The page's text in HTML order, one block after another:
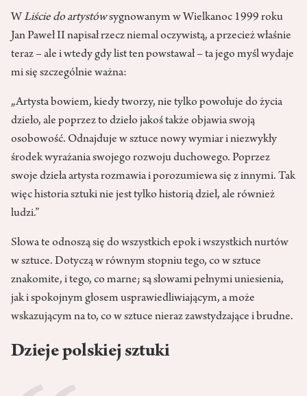
W Liście do artystówsygnowanym w Wielkanoc 1999 roku
Jan Paweł II napisał rzecz niemal oczywistą, a przecież właśnie
teraz – ale i wtedy gdy list ten powstawał – ta jego myśl wydaje
mi się szczególnie ważna:
„Artysta bowiem, kiedy tworzy, nie tylko powołuje do życia
dzieło, ale poprzez to dzieło jakoś także objawia swoją
osobowość. Odnajduje w sztuce nowy wymiar i niezwykły
środek wyrażania swojego rozwoju duchowego. Poprzez
swoje dzieła artysta rozmawia i porozumiewa się z innymi. Tak
więc historia sztuki nie jest tylko historią dzieł, ale również
ludzi.”
Słowa te odnoszą się do wszystkich epok i wszystkich nurtów
w sztuce. Dotyczą w równym stopniu tego, co w sztuce
znakomite, i tego, co marne; są słowami pełnymi uniesienia,
jak i spokojnym głosem usprawiedliwiającym, a może
wskazującym na to, co w sztuce nieraz zawstydzające i brudne.
Dzieje polskiej sztuki